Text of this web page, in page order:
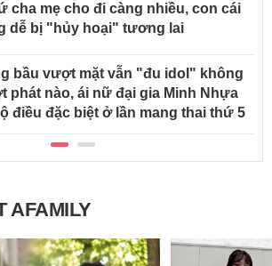
cha mẹ cho đi càng nhiều, con cái
dễ bị "hủy hoại" tương lai
bầu vượt mặt vẫn "đu idol" không
phát nào, ái nữ đại gia Minh Nhựa
điều đặc biệt ở lần mang thai thứ 5
AFAMILY